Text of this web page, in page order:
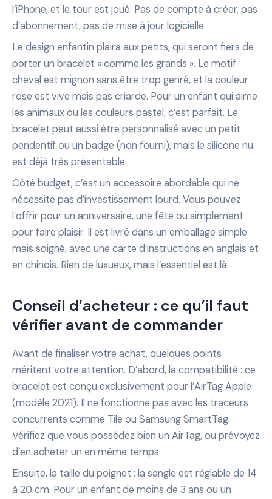
l’iPhone, et le tour est joué. Pas de compte à créer, pas
d’abonnement, pas de mise à jour logicielle.
Le design enfantin plaira aux petits, qui seront fiers de
porter un bracelet « comme les grands ». Le motif
cheval est mignon sans être trop genré, et la couleur
rose est vive mais pas criarde. Pour un enfant qui aime
les animaux ou les couleurs pastel, c’est parfait. Le
bracelet peut aussi être personnalisé avec un petit
pendentif ou un badge (non fourni), mais le silicone nu
est déjà très présentable.
Côté budget, c’est un accessoire abordable qui ne
nécessite pas d’investissement lourd. Vous pouvez
l’offrir pour un anniversaire, une fête ou simplement
pour faire plaisir. Il est livré dans un emballage simple
mais soigné, avec une carte d’instructions en anglais et
en chinois. Rien de luxueux, mais l’essentiel est là.
Conseil d’acheteur : ce qu’il faut
vérifier avant de commander
Avant de finaliser votre achat, quelques points
méritent votre attention. D’abord, la compatibilité : ce
bracelet est conçu exclusivement pour l’AirTag Apple
(modèle 2021). Il ne fonctionne pas avec les traceurs
concurrents comme Tile ou Samsung SmartTag.
Vérifiez que vous possédez bien un AirTag, ou prévoyez
d’en acheter un en même temps.
Ensuite, la taille du poignet : la sangle est réglable de 14
à 20 cm. Pour un enfant de moins de 3 ans ou un